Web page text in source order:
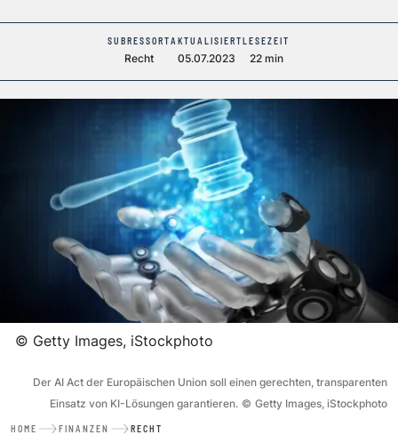
SUBRESSORT
Recht
AKTUALISIERT
05.07.2023
LESEZEIT
22 min
© Getty Images, iStockphoto
Der AI Act der Europäischen Union soll einen gerechten, transparenten
Einsatz von KI-Lösungen garantieren. © Getty Images, iStockphoto
HOME FINANZEN RECHT